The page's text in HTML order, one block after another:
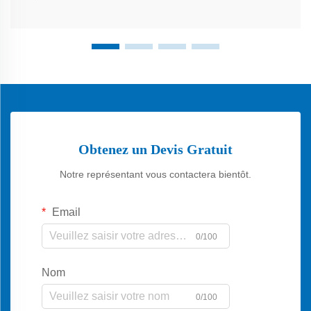
Obtenez un Devis Gratuit
Notre représentant vous contactera bientôt.
Email
0/100
Nom
0/100